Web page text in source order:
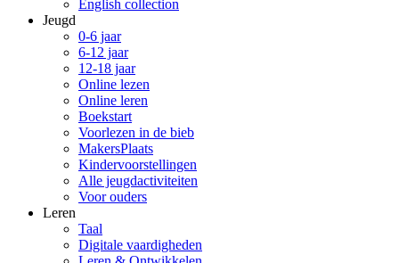
English collection
Jeugd
0-6 jaar
6-12 jaar
12-18 jaar
Online lezen
Online leren
Boekstart
Voorlezen in de bieb
MakersPlaats
Kindervoorstellingen
Alle jeugdactiviteiten
Voor ouders
Leren
Taal
Digitale vaardigheden